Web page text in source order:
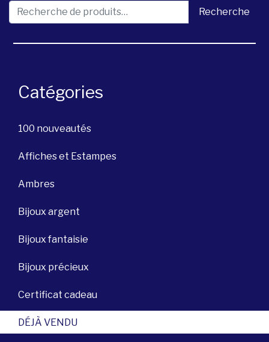
Recherche pour : Recherche
Catégories
100 nouveautés
Affiches et Estampes
Ambres
Bijoux argent
Bijoux fantaisie
Bijoux précieux
Certificat cadeau
DÉJÀ VENDU